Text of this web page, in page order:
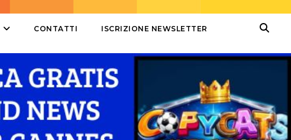
CONTATTI ISCRIZIONE NEWSLETTER